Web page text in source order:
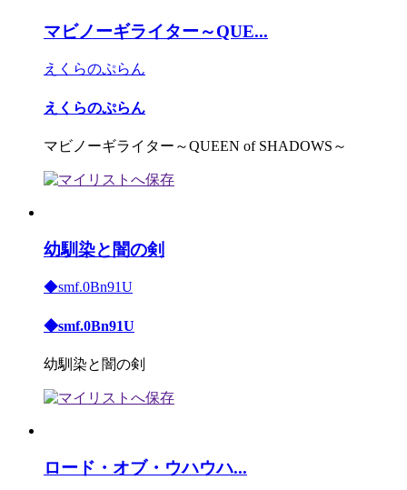
マビノーギライター～QUE...
えくらのぷらん
えくらのぷらん
マビノーギライター～QUEEN of SHADOWS～
幼馴染と闇の剣
◆smf.0Bn91U
◆smf.0Bn91U
幼馴染と闇の剣
ロード・オブ・ウハウハ...